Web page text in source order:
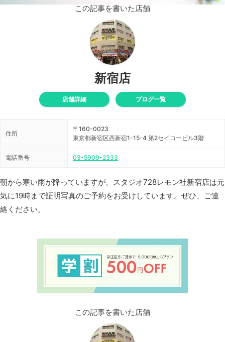
この記事を書いた店舗
新宿店
店舗詳細 ブログ一覧
住所
〒160-0023
東京都新宿区西新宿1-15-4 第2セイコービル3階
電話番号 03-5909-2333
朝から寒い雨が降っていますが、スタジオ728レモン社新宿店は元
気に19時まで証明写真のご予約をお受けしています。ぜひ、ご連
絡ください。
この記事を書いた店舗